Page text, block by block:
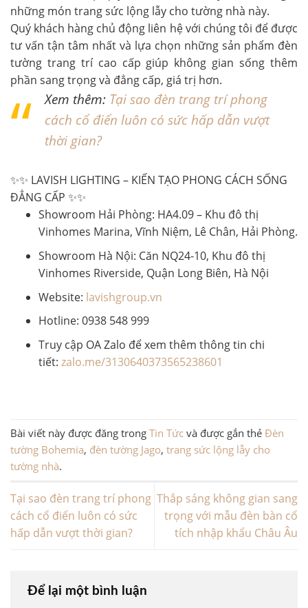
những món trang sức lộng lẫy cho tường nhà này.
Quý khách hàng chủ động liên hệ với chúng tôi để được
tư vấn tận tâm nhất và lựa chọn những sản phẩm đèn
tường trang trí cao cấp giúp không gian sống thêm
phần sang trọng và đẳng cấp, giá trị hơn.
Xem thêm: Tại sao đèn trang trí phong
cách cổ điển luôn có sức hấp dẫn vượt
thời gian?
✨✨ LAVISH LIGHTING – KIẾN TẠO PHONG CÁCH SỐNG
ĐẲNG CẤP ✨✨
Showroom Hải Phòng: HA4.09 – Khu đô thị
Vinhomes Marina, Vĩnh Niệm, Lê Chân, Hải Phòng.
Showroom Hà Nội: Căn NQ24-10, Khu đô thị
Vinhomes Riverside, Quận Long Biên, Hà Nội
Website: lavishgroup.vn
Hotline: 0938 548 999
Truy cập OA Zalo để xem thêm thông tin chi
tiết: zalo.me/3130640373565238601
Bài viết này được đăng trong Tin Tức và được gắn thẻ Đèn
tường Bohemia, đèn tường Jago, trang sức lộng lẫy cho
tường nhà.
Tại sao đèn trang trí phong
cách cổ điển luôn có sức
hấp dẫn vượt thời gian?
Thắp sáng không gian sang
trọng với mẫu đèn bàn cổ
tích nhập khẩu Châu Âu
Để lại một bình luận